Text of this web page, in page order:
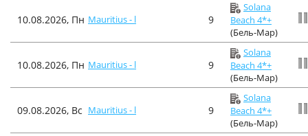
10.08.2026, Пн Mauritius - l 9
Solana
Beach 4*+
(Бель-Мар)
10.08.2026, Пн Mauritius - l 9
Solana
Beach 4*+
(Бель-Мар)
09.08.2026, Вс Mauritius - l 9
Solana
Beach 4*+
(Бель-Мар)